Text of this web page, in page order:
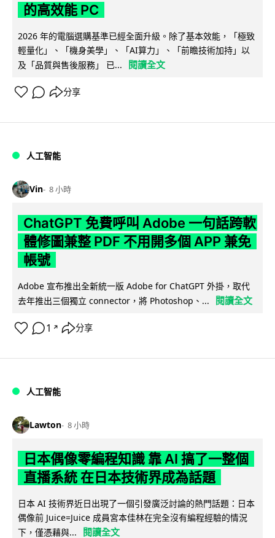
的高效能 PC
2026 年的電腦選購基準已經全面升級。除了基本效能，「極致
輕量化」、「機身美學」、「AI算力」、「前瞻技術加持」以
及「品質與售後服務」 已...
閱讀全文
分享
人工智能
Vin 8 小時
ChatGPT 免費呼叫 Adobe 一句話跨軟
體修圖兼整 PDF 不用開多個 APP 兼免
帳號
Adobe 宣布推出全新統一版 Adobe for ChatGPT 外掛，取代
去年推出三個獨立 connector，將 Photoshop、...
閱讀全文
1 ↗ 分享
人工智能
Lawton 8 小時
日本偶像零編程知識 靠 AI 搞了一整個
直播系統 在日本技術界成為話題
日本 AI 技術界近日出現了一個引發廣泛討論的熱門話題：日本
偶像前 Juice=Juice 成員宮本佳林在完全沒有編程經驗的情況
下，僅憑藉與...
閱讀全文